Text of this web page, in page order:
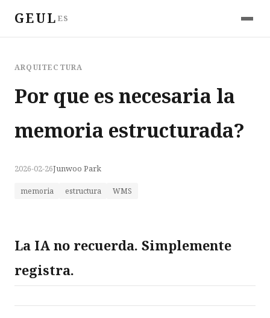
GEUL ES
ARQUITECTURA
Por que es necesaria la
memoria estructurada?
2026-02-26Junwoo Park
memoria estructura WMS
La IA no recuerda. Simplemente
registra.